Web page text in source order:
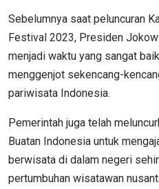
Sebelumnya saat peluncuran
Festival 2023, Presiden
menjadi waktu yang sangat
menggenjot sekencang-
pariwisata Indonesia.
Pemerintah juga telah
Buatan Indonesia untuk
berwisata di dalam negeri
pertumbuhan wisatawan